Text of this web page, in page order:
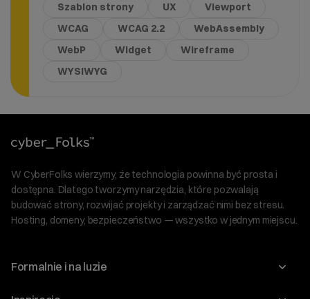
Szablon strony
UX
Viewport
WCAG
WCAG 2.2
WebAssembly
WebP
Widget
Wireframe
WYSIWYG
W CyberFolks wierzymy, że technologia powinna być prosta i
dostępna. Dlatego tworzymy narzędzia, które pozwalają
budować strony, rozwijać projekty i zarządzać nimi bez stresu.
Hosting, domeny, bezpieczeństwo — wszystko w jednym miejscu.
Formalnie i na luzie
O nas